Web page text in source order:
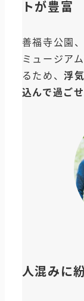
トが豊富
善福寺公園
ミュージア
るため、浮
込んで過ご
人混みに